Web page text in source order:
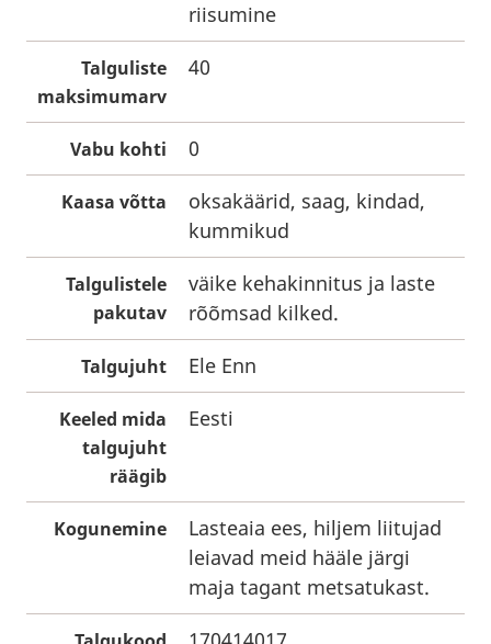
riisumine
Talguliste
maksimumarv
40
Vabu kohti 0
Kaasa võtta
oksakäärid, saag, kindad,
kummikud
Talgulistele
pakutav
väike kehakinnitus ja laste
rõõmsad kilked.
Talgujuht Ele Enn
Keeled mida
talgujuht
räägib
Eesti
Kogunemine
Lasteaia ees, hiljem liitujad
leiavad meid hääle järgi
maja tagant metsatukast.